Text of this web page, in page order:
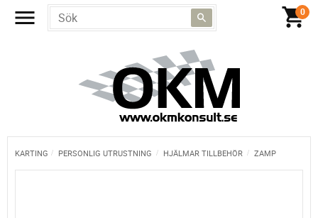
KARTING PERSONLIG UTRUSTNING HJÄLMAR TILLBEHÖR ZAMP